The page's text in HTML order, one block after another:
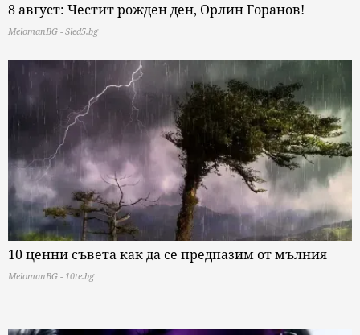
8 август: Честит рожден ден, Орлин Горанов!
MelomanBG - Sled5.bg
10 ценни съвета как да се предпазим от мълния
MelomanBG - 10te.bg